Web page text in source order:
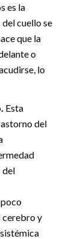
es la
cuello se
que la
o
lo
Esta
del
del
cerebro y